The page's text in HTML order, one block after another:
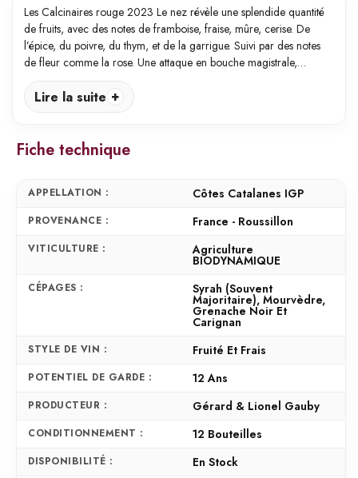
Les Calcinaires rouge 2023 Le nez révèle une splendide quantité
de fruits, avec des notes de framboise, fraise, mûre, cerise. De
l’épice, du poivre, du thym, et de la garrigue. Suivi par des notes
de fleur comme la rose. Une attaque en bouche magistrale,…
Lire la suite
Fiche technique
APPELLATION : Côtes Catalanes IGP
PROVENANCE : France - Roussillon
VITICULTURE : Agriculture
BIODYNAMIQUE
CÉPAGES : Syrah (souvent
Majoritaire), Mourvèdre,
Grenache Noir Et
Carignan
STYLE DE VIN : Fruité Et Frais
POTENTIEL DE GARDE : 12 Ans
PRODUCTEUR : Gérard & Lionel Gauby
CONDITIONNEMENT : 12 Bouteilles
DISPONIBILITÉ : En Stock